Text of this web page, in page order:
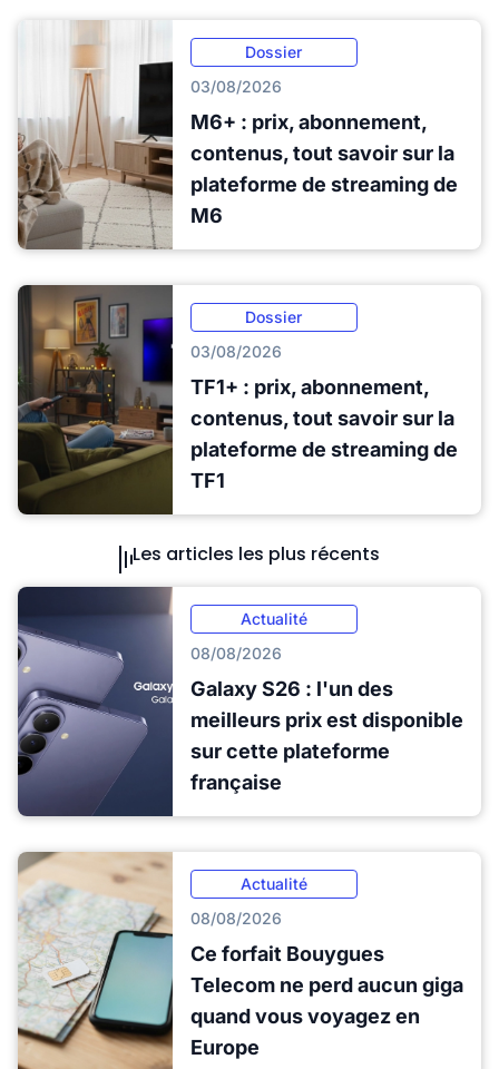
Dossier
03/08/2026
M6+ : prix, abonnement,
contenus, tout savoir sur la
plateforme de streaming de
M6
Dossier
03/08/2026
TF1+ : prix, abonnement,
contenus, tout savoir sur la
plateforme de streaming de
TF1
Les articles les plus récents
Actualité
08/08/2026
Galaxy S26 : l'un des
meilleurs prix est disponible
sur cette plateforme
française
Actualité
08/08/2026
Ce forfait Bouygues
Telecom ne perd aucun giga
quand vous voyagez en
Europe